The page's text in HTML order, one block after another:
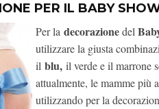
PER IL BABY
Per la decorazionedel
utilizzare la giusta
il blu, il verde e il marrone
attualmente, le mamme più
utilizzando per la